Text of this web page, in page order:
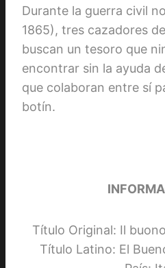
Durante la guerra civil
1865), tres cazadores
buscan un tesoro que
encontrar sin la ayuda
que colaboran entre sí
botín.
Título Original: Il
Título Latino: El